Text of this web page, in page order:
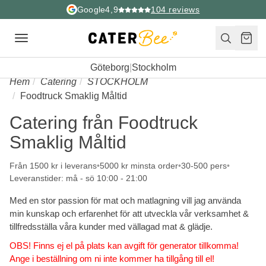
Google4,9 104 reviews
Toggle
Göteborg Stockholm
Hem
Catering
STOCKHOLM
Foodtruck Smaklig Måltid
Catering från Foodtruck
Smaklig Måltid
Från 1500 kr i leverans 5000 kr minsta order 30-500 pers
Leveranstider: må - sö 10:00 - 21:00
Med en stor passion för mat och matlagning vill jag använda
min kunskap och erfarenhet för att utveckla vår verksamhet &
tillfredsställa våra kunder med vällagad mat & glädje.
OBS! Finns ej el på plats kan avgift för generator tillkomma!
Ange i beställning om ni inte kommer ha tillgång till el!